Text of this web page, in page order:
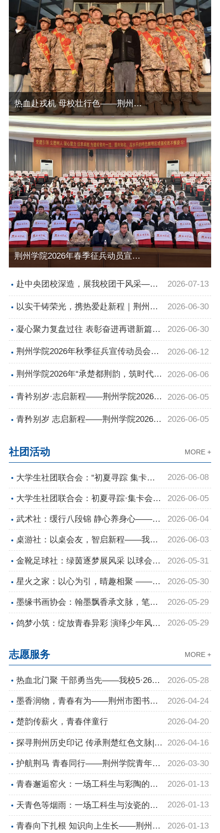
热血赴戎机 母校壮行色——荆州学院欢送学子应征入伍
荆州学院2026年春季征兵动员宣讲会顺利举行
赴中央团校深造，展我校团干风采—我
校李程老师圆满完成全国高校团委班子
成员进修班培训
2026-07-13
以实干铸荣光，携热爱赴新程｜荆州学
院 2025-2026 年度校级学生组织期末表
彰大会圆满落幕
2026-06-30
凝心聚力复盘过往 表彰奋进再谱新篇
——我校大学生社团联合会召开学期工
作总结暨表彰大会
2026-06-30
荆州学院2026年秋季征兵宣传动员会顺
利召开
2026-06-12
荆州学院2026年“承楚都荆韵，筑时代新
程”建模大赛暨城市建设学院“一院一
品”建模展圆满落幕
2026-06-06
青衿别岁·志启新程——荆州学院2026届
毕业生冷餐会圆满举办
2026-06-05
青矜别岁 志启新程——荆州学院2026届 2026-06-05
社团活动 MORE +
大学生社团联合会：“初夏寻踪 集卡会
友”活动总结大会顺利召开
2026-06-08
大学生社团联合会：初夏寻踪·集卡会友
——大学生社团联合会寻宝活动圆满结
束
2026-06-05
武术社：缓行八段锦 静心养身心——我
校武术社传统健身活动圆满开展
2026-06-04
桌游社：以桌会友，智启新程——我校
桌游社“符文战场”新人教学活动圆满落
幕
2026-06-03
金靴足球社：绿茵逐梦展风采 以球会友
促成长——荆州学院“青春足球狂想曲第
二幕”活动圆满举行
2026-05-31
星火之家：以心为引，晴趣相聚 ——大
学生心理健康教育中心成功举办心理游
园会
2026-05-30
墨缘书画协会：翰墨飘香承文脉，笔绘
青春展风华 ——我校成功举办校园书法
2026-05-29
鸽梦小筑：绽放青春异彩 演绎少年风华 2026-05-29
志愿服务 MORE +
热血北门聚 干部勇当先——我校5·26无
偿献血活动圆满举行
2026-05-28
墨香润物，青春有为——荆州市图书馆
活动
2026-04-24
楚韵传薪火，青春伴童行 2026-04-20
探寻荆州历史印记 传承荆楚红色文脉|我
校青年志愿者走进荆州市档案馆开展主
题活动
2026-04-16
护航荆马 青春同行——荆州学院青年志
愿者圆满完成 2026 荆州马拉松志愿服
务
2026-03-30
青春邂逅窑火：一场工科生与彩陶的温
暖对话——荆州学院“非遗新浪潮”彩陶
文化实践队赴汝州体验非遗魅力
2026-01-13
天青色等烟雨：一场工科生与汝瓷的非
遗邂逅——荆州学院“非遗新浪潮”汝瓷
2026-01-13
青春向下扎根 知识向上生长——荆州学 2026-01-13